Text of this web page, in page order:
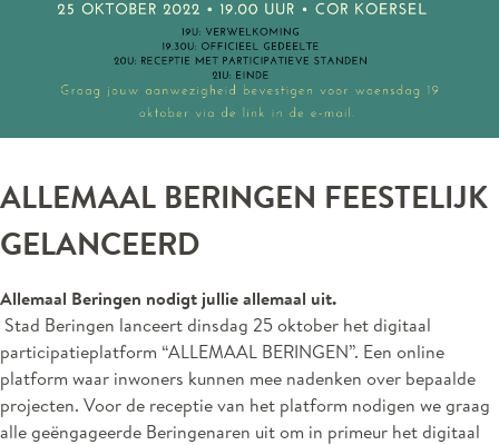
ALLEMAAL BERINGEN FEESTELIJK
GELANCEERD
Allemaal Beringen nodigt jullie allemaal uit.
Stad Beringen lanceert dinsdag 25 oktober het digitaal
participatieplatform “ALLEMAAL BERINGEN”. Een online
platform waar inwoners kunnen mee nadenken over bepaalde
projecten. Voor de receptie van het platform nodigen we graag
alle geëngageerde Beringenaren uit om in primeur het digitaal